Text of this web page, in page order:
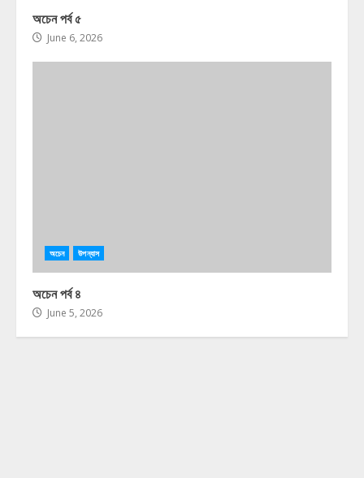
অচেন পর্ব ৫
June 6, 2026
অচেন উপন্যাস
অচেন পর্ব ৪
June 5, 2026